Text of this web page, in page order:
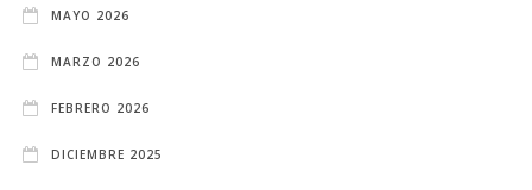
MAYO 2026
MARZO 2026
FEBRERO 2026
DICIEMBRE 2025